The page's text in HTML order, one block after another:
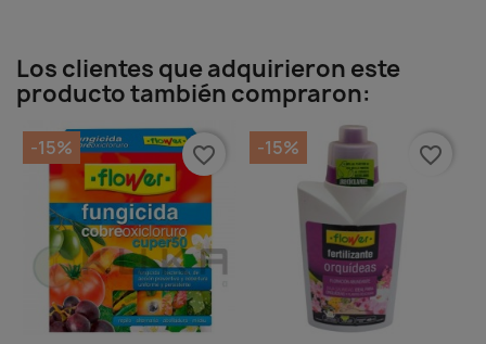
Los clientes que adquirieron este
producto también compraron:
-15% favorite_border -15% favorite_border